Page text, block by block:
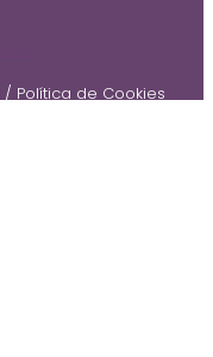
/ Política de Cookies